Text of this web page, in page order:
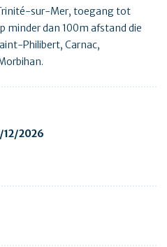
sur-Mer, toegang tot
minder dan 100m afstand die
Philibert, Carnac,
12/2026